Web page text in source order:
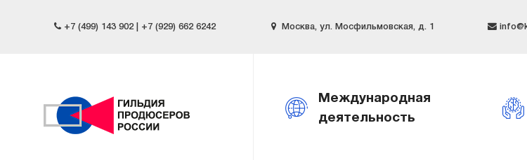
+7 (499) 143 902 | +7 (929) 662 6242 Москва, ул. Мосфильмовская, д. 1
Международная
деятельность